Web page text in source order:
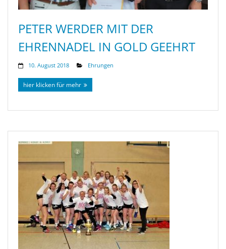
PETER WERDER MIT DER
EHRENNADEL IN GOLD GEEHRT
10. August 2018 Ehrungen
hier klicken für mehr